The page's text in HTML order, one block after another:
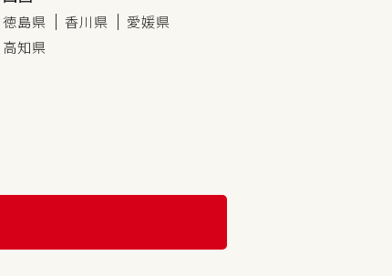
徳島県 香川県
愛媛県
高知県